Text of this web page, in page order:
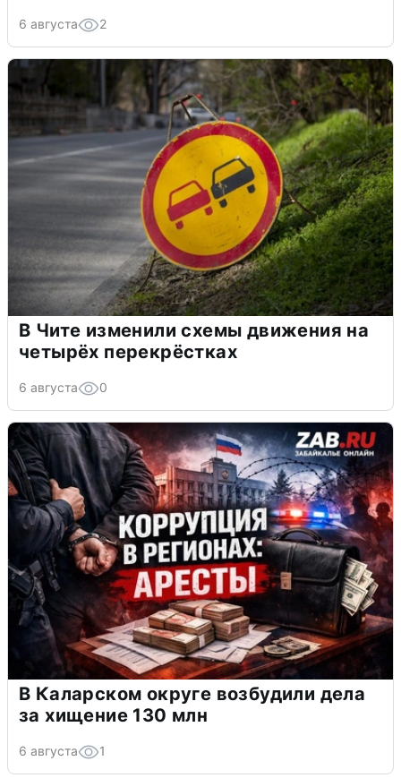
6 августа 2
В Чите изменили схемы движения на
четырёх перекрёстках
6 августа 0
В Каларском округе возбудили дела
за хищение 130 млн
6 августа 1